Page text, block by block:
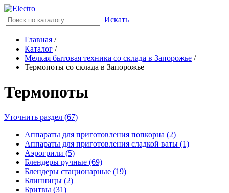
Искать
Главная /
Каталог /
Мелкая бытовая техника со склада в Запорожье /
Термопоты со склада в Запорожье
Термопоты
Уточнить раздел (67)
Аппараты для приготовления попкорна (2)
Аппараты для приготовления сладкой ваты (1)
Аэрогрили (5)
Блендеры ручные (69)
Блендеры стационарные (19)
Блинницы (2)
Бритвы (31)